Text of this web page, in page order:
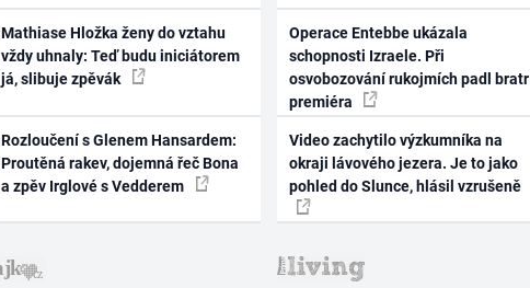
Mathiase Hložka ženy do vztahu
vždy uhnaly: Teď budu iniciátorem
já, slibuje zpěvák
Rozloučení s Glenem Hansardem:
Proutěná rakev, dojemná řeč Bona
a zpěv Irglové s Vedderem
Operace Entebbe ukázala
schopnosti Izraele. Při
osvobozování rukojmích padl bratr
premiéra
Video zachytilo výzkumníka na
okraji lávového jezera. Je to jako
pohled do Slunce, hlásil vzrušeně